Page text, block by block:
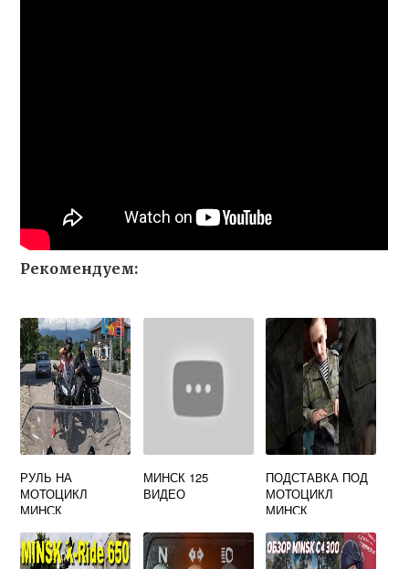
Рекомендуем:
РУЛЬ НА
МОТОЦИКЛ
МИНСК
МИНСК 125
ВИДЕО
ПОДСТАВКА ПОД
МОТОЦИКЛ
МИНСК